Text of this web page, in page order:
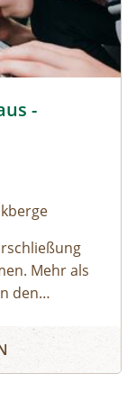
-
Mehr als
den
Rentabilität